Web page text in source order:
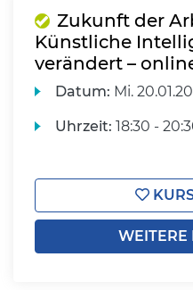
Zukunft der
Künstliche
verändert –
Datum: Mi.
Uhrzeit: 18:30 -
WEITERE